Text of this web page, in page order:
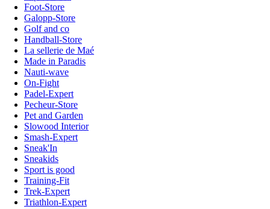
Foot-Store
Galopp-Store
Golf and co
Handball-Store
La sellerie de Maé
Made in Paradis
Nauti-wave
On-Fight
Padel-Expert
Pecheur-Store
Pet and Garden
Slowood Interior
Smash-Expert
Sneak'In
Sneakids
Sport is good
Training-Fit
Trek-Expert
Triathlon-Expert